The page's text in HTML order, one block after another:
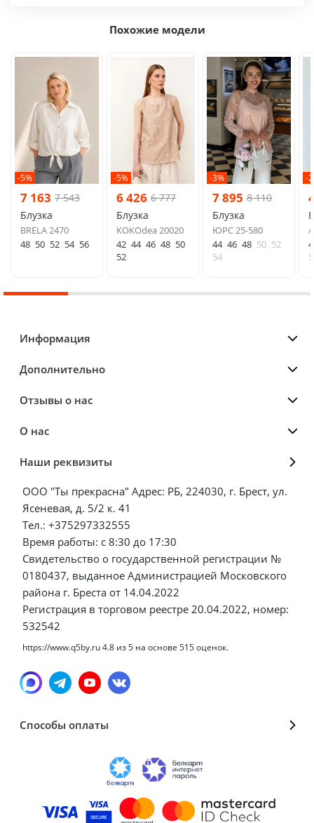
Похожие модели
-5%
7 163 7 543
Блузка
BRELA 2470
48 50 52 54 56
-5%
6 426 6 777
Блузка
KOKOdea 20020
42 44 46 48 50
52
-3%
7 895 8 110
Блузка
ЮРС 25-580
44 46 48 50 52
54
-
Информация
Дополнительно
Отзывы о нас
О нас
Наши реквизиты
ООО "Ты прекрасна" Адрес: РБ, 224030, г. Брест, ул.
Ясеневая, д. 5/2 к. 41
Тел.: +375297332555
Время работы: с 8:30 до 17:30
Свидетельство о государственной регистрации №
0180437, выданное Администрацией Московского
района г. Бреста от 14.04.2022
Регистрация в торговом реестре 20.04.2022, номер:
532542
https://www.q5by.ru4.8 из5 на основе 515оценок.
Способы оплаты